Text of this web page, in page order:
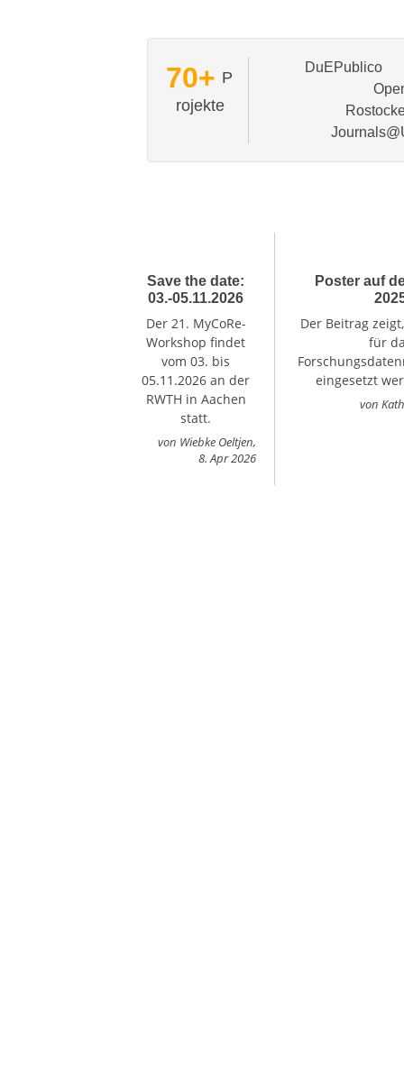
70+ P
rojekte
DuEPublico
Save the date:
03.-05.11.2026
Der 21. MyCoRe-
Workshop findet
vom 03. bis
05.11.2026 an der
RWTH in Aachen
statt.
von Wiebke Oeltjen,
8. Apr 2026
Poster auf
Der Beitrag
für
eingesetzt
von